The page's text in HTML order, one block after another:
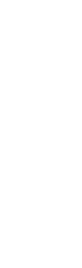
움이 됩니다. 또